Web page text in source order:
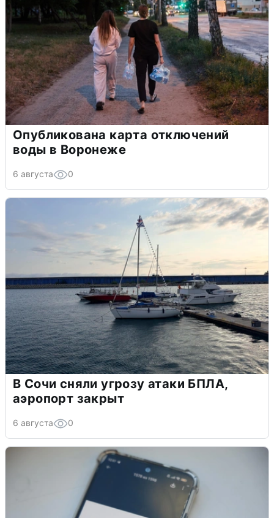
Опубликована карта отключений
воды в Воронеже
6 августа 0
В Сочи сняли угрозу атаки БПЛА,
аэропорт закрыт
6 августа 0